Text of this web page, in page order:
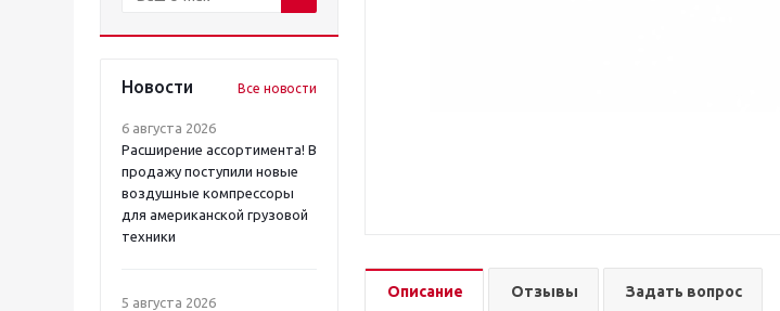
Новости Все новости
6 августа 2026
Расширение ассортимента! В
продажу поступили новые
воздушные компрессоры
для американской грузовой
техники
5 августа 2026
Описание Отзывы Задать вопрос